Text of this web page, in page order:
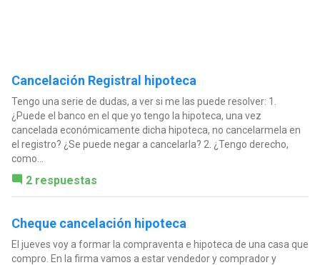
Cancelación Registral hipoteca
Tengo una serie de dudas, a ver si me las puede resolver: 1.
¿Puede el banco en el que yo tengo la hipoteca, una vez
cancelada económicamente dicha hipoteca, no cancelarmela en
el registro? ¿Se puede negar a cancelarla? 2. ¿Tengo derecho,
como...
2 respuestas
Cheque cancelación hipoteca
El jueves voy a formar la compraventa e hipoteca de una casa que
compro. En la firma vamos a estar vendedor y comprador y